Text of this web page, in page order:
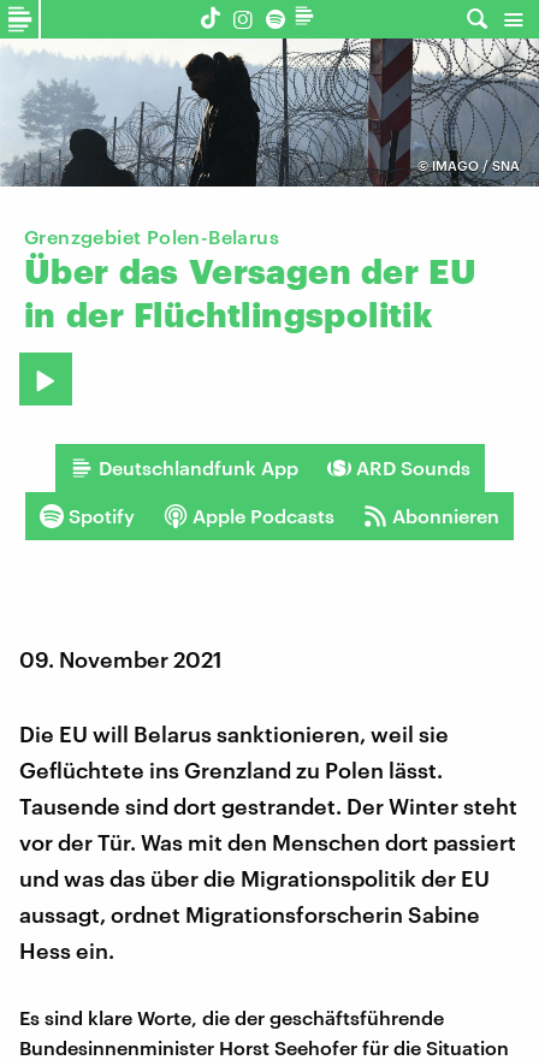
©IMAGO / SNA
Grenzgebiet Polen-Belarus
Über das Versagen der EU
in der Flüchtlingspolitik
Deutschlandfunk App ARD Sounds
Spotify Apple Podcasts Abonnieren
09. November 2021
Die EU will Belarus sanktionieren, weil sie
Geflüchtete ins Grenzland zu Polen lässt.
Tausende sind dort gestrandet. Der Winter steht
vor der Tür. Was mit den Menschen dort passiert
und was das über die Migrationspolitik der EU
aussagt, ordnet Migrationsforscherin Sabine
Hess ein.
Es sind klare Worte, die der geschäftsführende
Bundesinnenminister Horst Seehofer für die Situation